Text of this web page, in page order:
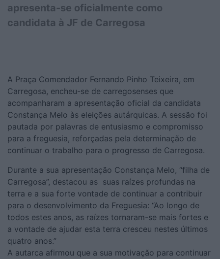
apresenta-se oficialmente como
candidata à JF de Carregosa
A Praça Comendador Fernando Pinho Teixeira, em
Carregosa, encheu-se de carregosenses que
acompanharam a apresentação oficial da candidata
Constança Melo às eleições autárquicas. A sessão foi
pautada por palavras de entusiasmo e compromisso
para a freguesia, reforçadas pela determinação de
continuar o trabalho para o progresso de Carregosa.
Durante a sua apresentação Constança Melo, “filha de
Carregosa”, destacou as suas raízes profundas na
terra e a sua forte vontade de continuar a contribuir
para o desenvolvimento da Freguesia: “Ao longo de
todos estes anos, as raízes tornaram-se mais fortes e
a vontade de ajudar esta terra cresceu nestes últimos
quatro anos.”
A autarca afirmou que a sua motivação para continuar